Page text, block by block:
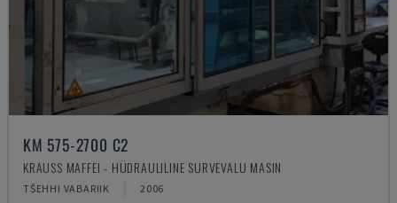
KM 575-2700 C2
KRAUSS MAFFEI - HÜDRAULILINE SURVEVALU MASIN
TŠEHHI VABARIIK 2006